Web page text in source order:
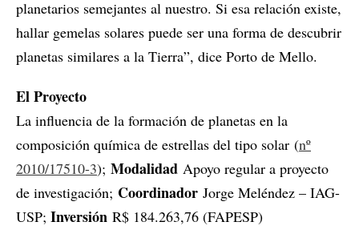
planetarios semejantes al nuestro. Si esa relación existe,
hallar gemelas solares puede ser una forma de descubrir
planetas similares a la Tierra”, dice Porto de Mello.
El Proyecto
La influencia de la formación de planetas en la
composición química de estrellas del tipo solar (nº
2010/17510-3); Modalidad Apoyo regular a proyecto
de investigación; Coordinador Jorge Meléndez – IAG-
USP; Inversión R$ 184.263,76 (FAPESP)